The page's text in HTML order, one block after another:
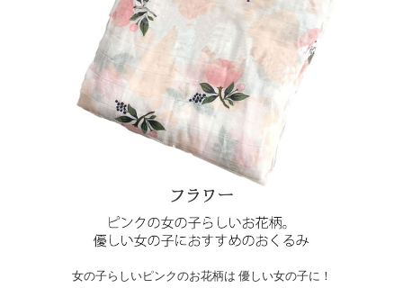
女の子らしいピンクのお花柄は 優しい女の子に！